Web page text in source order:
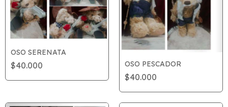
OSO SERENATA
$40.000 OSO PESCADOR
$40.000